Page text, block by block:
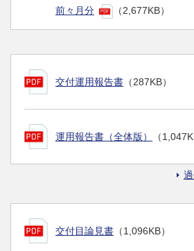
前々月分 （2,677KB）
交付運用報告書 （287KB）
運用報告書（全体版） （
交付目論見書 （1,096KB）